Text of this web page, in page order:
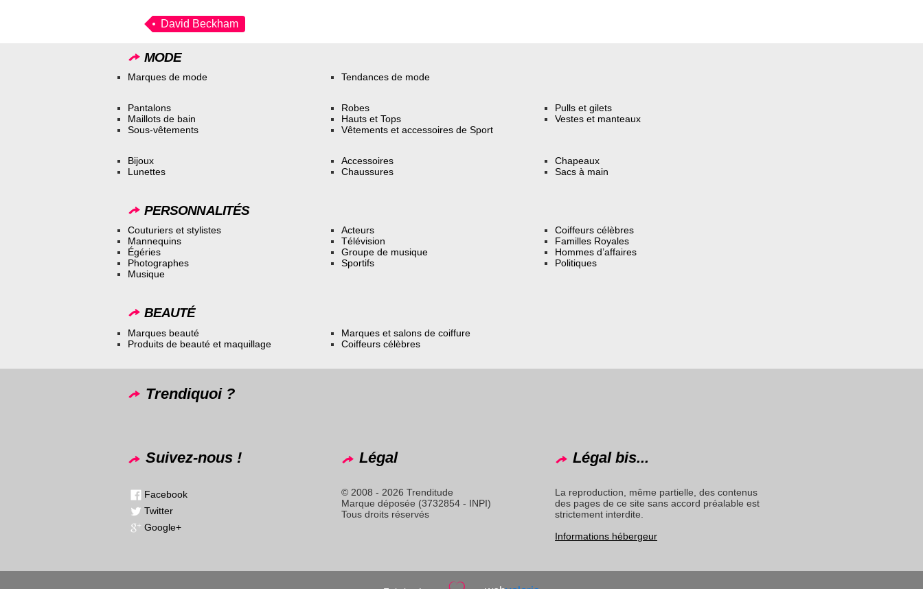
David Beckham
MODE
Marques de mode Tendances de mode
Pantalons
Maillots de bain
Sous-vêtements
Robes
Hauts et Tops
Vêtements et accessoires de Sport
Pulls et gilets
Vestes et manteaux
Bijoux
Lunettes
Accessoires
Chaussures
Chapeaux
Sacs à main
PERSONNALITÉS
Couturiers et stylistes
Mannequins
Égéries
Photographes
Musique
Acteurs
Télévision
Groupe de musique
Sportifs
Coiffeurs célèbres
Familles Royales
Hommes d’affaires
Politiques
BEAUTÉ
Marques beauté
Produits de beauté et maquillage
Marques et salons de coiffure
Coiffeurs célèbres
Trendiquoi ?
Suivez-nous !
Facebook
Twitter
Google+
Légal
© 2008 - 2026 Trenditude
Marque déposée (3732854 - INPI)
Tous droits réservés
Légal bis...
La reproduction, même partielle, des contenus
des pages de ce site sans accord préalable est
strictement interdite.
Informations hébergeur